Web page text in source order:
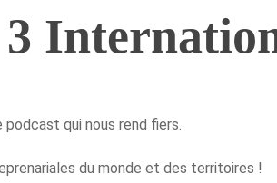
3
qui nous rend fiers.
du monde et des territoires !